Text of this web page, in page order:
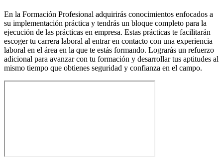
En la Formación Profesional adquirirás conocimientos enfocados a
su implementación práctica y tendrás un bloque completo para la
ejecución de las prácticas en empresa. Estas prácticas te facilitarán
escoger tu carrera laboral al entrar en contacto con una experiencia
laboral en el área en la que te estás formando. Lograrás un refuerzo
adicional para avanzar con tu formación y desarrollar tus aptitudes al
mismo tiempo que obtienes seguridad y confianza en el campo.